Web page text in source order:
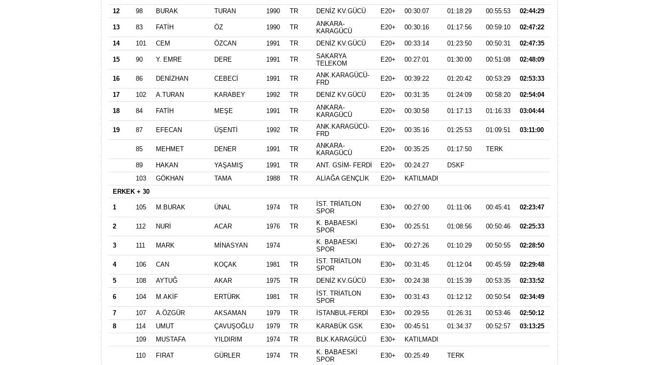
12
98 BURAK TURAN 1990 TR DENİZ KV.GÜCÜ E20+ 00:30:07 01:18:29 00:55:53 02:44:29
13 83 FATİH ÖZ 1990 TR
ANKARA-
KARAGÜCÜ
E20+ 00:30:16 01:17:56 00:59:10 02:47:22
14 101 CEM ÖZCAN 1991 TR DENİZ KV.GÜCÜ E20+ 00:33:14 01:23:50 00:50:31 02:47:35
15 90 Y. EMRE DERE 1991 TR
SAKARYA
TELEKOM
E20+ 00:27:01 01:30:00 00:51:08 02:48:09
16 86 DENİZHAN CEBECİ 1991 TR
ANK.KARAGÜCÜ-
FRD
E20+ 00:39:22 01:20:42 00:53:29 02:53:33
17 102 A.TURAN KARABEY 1992 TR DENİZ KV.GÜCÜ E20+ 00:31:35 01:24:09 00:58:20 02:54:04
18 84 FATİH MEŞE 1991 TR
ANKARA-
KARAGÜCÜ
E20+ 00:30:58 01:17:13 01:16:33 03:04:44
19 87 EFECAN ÜŞENTİ 1992 TR
ANK.KARAGÜCÜ-
FRD
E20+ 00:35:16 01:25:53 01:09:51 03:11:00
85 MEHMET DENER 1991 TR
ANKARA-
KARAGÜCÜ
E20+ 00:35:25 01:17:50 TERK
89 HAKAN YAŞAMIŞ 1991 TR ANT. GSİM- FERDİ E20+ 00:24:27
DSKF
103
GÖKHAN TAMA 1988 TR ALİAĞA GENÇLİK E20+
KATILMADI
ERKEK + 30
1 105 M.BURAK ÜNAL 1974 TR
İST. TRİATLON
SPOR
E30+ 00:27:00 01:11:06 00:45:41 02:23:47
2 112 NURİ ACAR 1976 TR
K. BABAESKİ
SPOR
E30+ 00:25:51 01:08:56 00:50:46 02:25:33
3 111 MARK MİNASYAN 1974
K. BABAESKİ
SPOR
E30+ 00:27:26 01:10:29 00:50:55 02:28:50
4 106 CAN KOÇAK 1981 TR
İST. TRİATLON
SPOR
E30+ 00:31:45 01:12:04 00:45:59 02:29:48
5 108 AYTUĞ AKAR 1975 TR DENİZ KV.GÜCÜ E30+ 00:24:38 01:15:39 00:53:35 02:33:52
6 104 M.AKİF ERTÜRK 1981 TR
İST. TRİATLON
SPOR
E30+ 00:31:43 01:12:12 00:50:54 02:34:49
7 107 A.ÖZGÜR AKSAMAN 1979 TR İSTANBUL-FERDİ E30+ 00:29:55 01:26:31 00:53:46
02:50:12
8
114 UMUT ÇAVUŞOĞLU 1979 TR KARABÜK GSK E30+ 00:45:51 01:34:37 00:52:57
03:13:25
109
MUSTAFA YILDIRIM 1974 TR BLK.KARAGÜCÜ E30+ KATILMADI
110 FIRAT GÜRLER 1974 TR
K. BABAESKİ
SPOR
E30+ 00:25:49 TERK